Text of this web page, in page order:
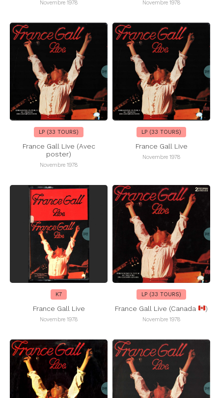
Novembre 1978 Novembre 1978
LP (33 TOURS)
France Gall Live (Avec
poster)
Novembre 1978
LP (33 TOURS)
France Gall Live
Novembre 1978
K7
France Gall Live
Novembre 1978
LP (33 TOURS)
France Gall Live (Canada )
Novembre 1978